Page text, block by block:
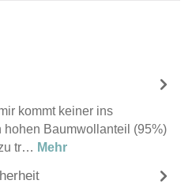
kommt keiner ins
hohen Baumwollanteil (95%)
tr… Mehr